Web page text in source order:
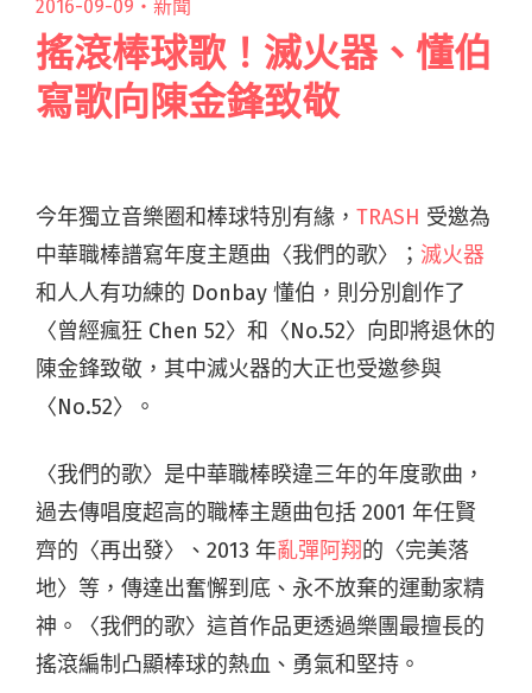
2016-09-09・ 新聞
搖滾棒球歌！滅火器、懂伯
寫歌向陳金鋒致敬
今年獨立音樂圈和棒球特別有緣， TRASH 受邀為
中華職棒譜寫年度主題曲〈我們的歌〉； 滅火器
和人人有功練的 Donbay 懂伯，則分別創作了
〈曾經瘋狂 Chen 52〉和〈No.52〉向即將退休的
陳金鋒致敬，其中滅火器的大正也受邀參與
〈No.52〉。
〈我們的歌〉是中華職棒睽違三年的年度歌曲，
過去傳唱度超高的職棒主題曲包括 2001 年任賢
齊的〈再出發〉、2013 年亂彈阿翔的〈完美落
地〉等，傳達出奮懈到底、永不放棄的運動家精
神。〈我們的歌〉這首作品更透過樂團最擅長的
搖滾編制凸顯棒球的熱血、勇氣和堅持。